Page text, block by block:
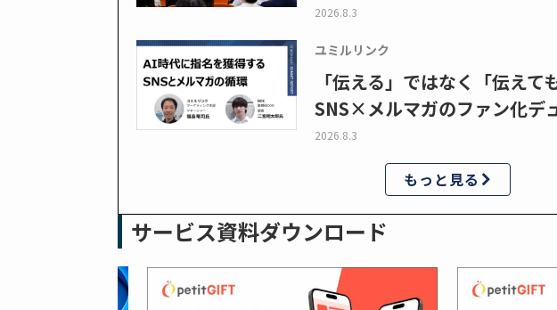
2026.8.3
ユミルリンク
「伝える」ではなく「伝えて
SNS×メルマガのファン化デ
2026.8.3
もっと見る
サービス資料ダウンロード